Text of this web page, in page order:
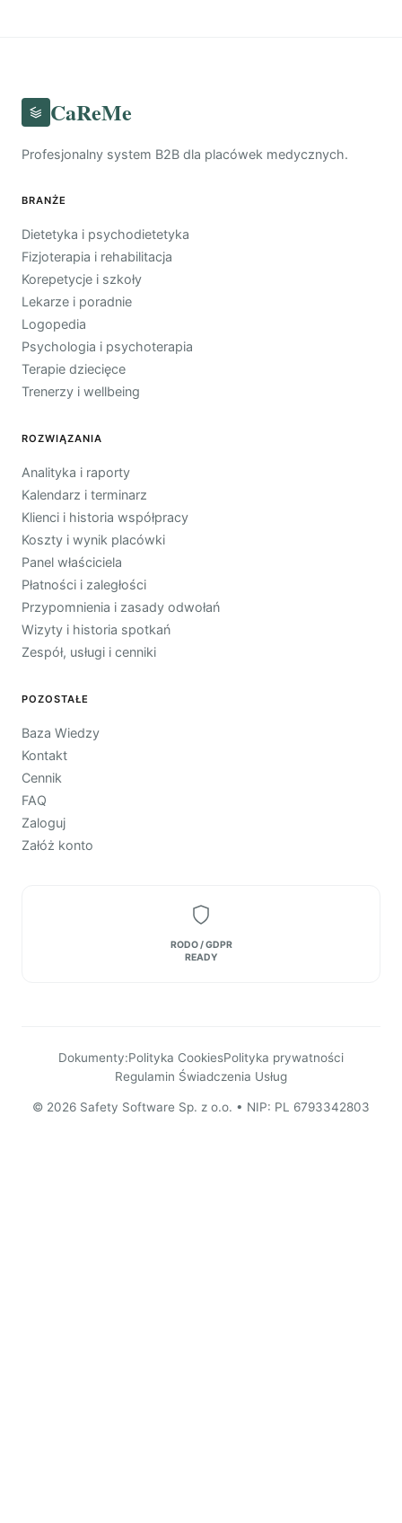
CaReMe
Profesjonalny system B2B dla placówek medycznych.
BRANŻE
Dietetyka i psychodietetyka
Fizjoterapia i rehabilitacja
Korepetycje i szkoły
Lekarze i poradnie
Logopedia
Psychologia i psychoterapia
Terapie dziecięce
Trenerzy i wellbeing
ROZWIĄZANIA
Analityka i raporty
Kalendarz i terminarz
Klienci i historia współpracy
Koszty i wynik placówki
Panel właściciela
Płatności i zaległości
Przypomnienia i zasady odwołań
Wizyty i historia spotkań
Zespół, usługi i cenniki
POZOSTAŁE
Baza Wiedzy
Kontakt
Cennik
FAQ
Zaloguj
Załóż konto
RODO / GDPR
READY
Dokumenty:Polityka CookiesPolityka prywatności
Regulamin Świadczenia Usług
© 2026 Safety Software Sp. z o.o. • NIP: PL 6793342803